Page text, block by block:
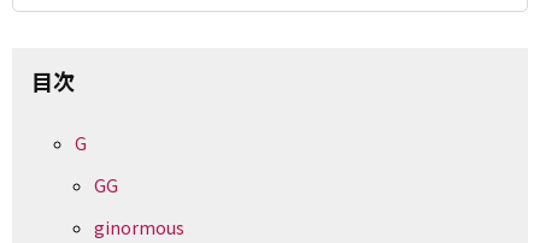
目次
G
GG
ginormous